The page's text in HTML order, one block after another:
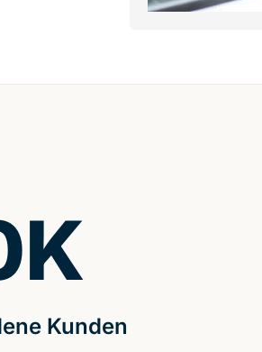
Kunden
K